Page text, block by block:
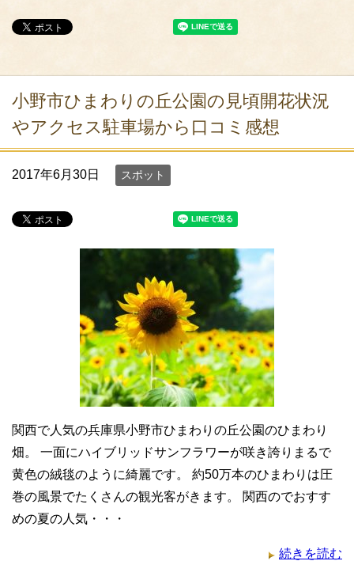
小野市ひまわりの丘公園の見頃開花状況
やアクセス駐車場から口コミ感想
2017年6月30日 スポット
関西で人気の兵庫県小野市ひまわりの丘公園のひまわり
畑。 一面にハイブリッドサンフラワーが咲き誇りまるで
黄色の絨毯のように綺麗です。 約50万本のひまわりは圧
巻の風景でたくさんの観光客がきます。 関西のでおすす
めの夏の人気・・・
続きを読む